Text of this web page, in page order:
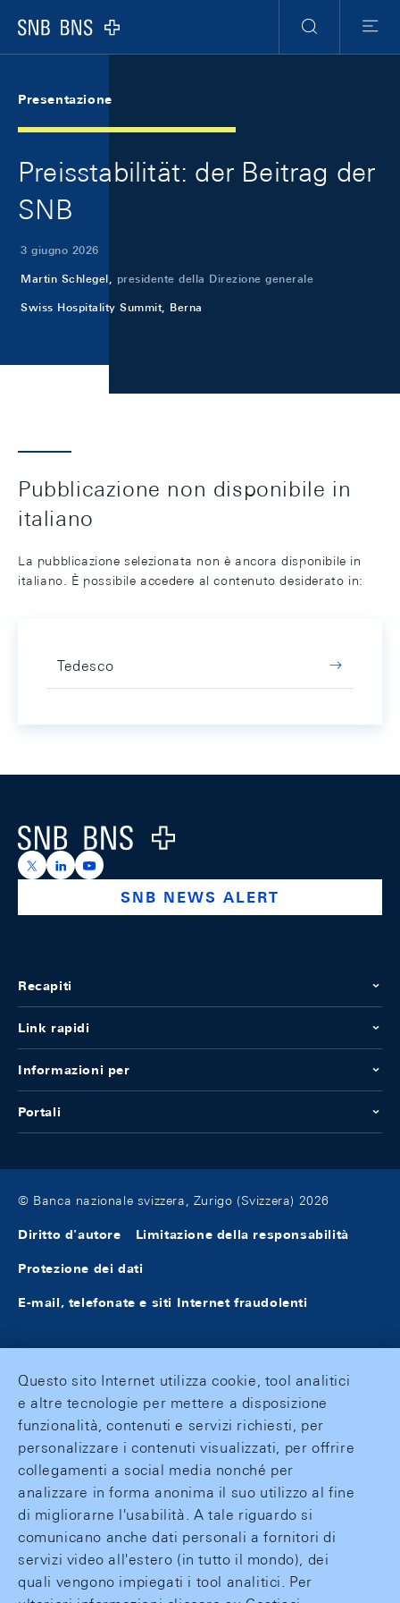
Logo
Ricerca
Menu
Presentazione
Preisstabilität: der Beitrag der
SNB
3 giugno 2026
Martin Schlegel, presidente della Direzione generale
Swiss Hospitality Summit, Berna
Pubblicazione non disponibile in
italiano
La pubblicazione selezionata non è ancora disponibile in
italiano. È possibile accedere al contenuto desiderato in:
Tedesco
Logo
https://x.com/snb_bns
https://ch.linkedin.com/company/swiss-national-
https://www.youtube.com/@swissnationalbank
SNB NEWS ALERT
Recapiti
Link rapidi
Informazioni per
Portali
© Banca nazionale svizzera, Zurigo (Svizzera) 2026
Diritto d'autore Limitazione della responsabilità
Protezione dei dati
E-mail, telefonate e siti Internet fraudolenti
Questo sito Internet utilizza cookie, tool analitici
e altre tecnologie per mettere a disposizione
funzionalità, contenuti e servizi richiesti, per
personalizzare i contenuti visualizzati, per offrire
collegamenti a social media nonché per
analizzare in forma anonima il suo utilizzo al fine
di migliorarne l'usabilità. A tale riguardo si
comunicano anche dati personali a fornitori di
servizi video all'estero (in tutto il mondo), dei
quali vengono impiegati i tool analitici. Per